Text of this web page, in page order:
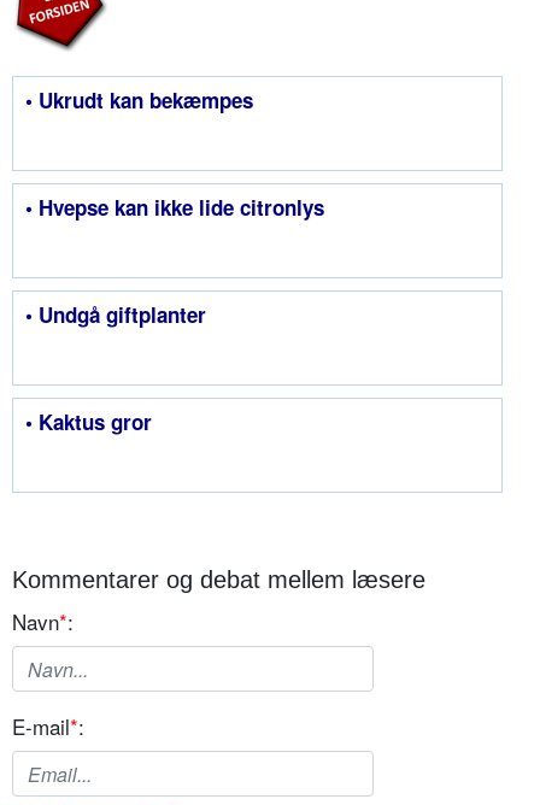
• Ukrudt kan bekæmpes
• Hvepse kan ikke lide citronlys
• Undgå giftplanter
• Kaktus gror
Kommentarer og debat mellem læsere
Navn*:
E-mail*: